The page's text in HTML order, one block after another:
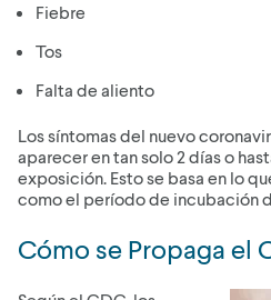
Fiebre
Tos
Falta de aliento
Los síntomas del nuevo
aparecer en tan solo 2 días o
exposición. Esto se basa en lo
como el período de incubación
Cómo se Propaga el